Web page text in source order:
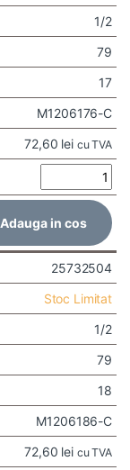
1/2
79
17
M1206176-C
72,60 lei cu TVA
Adauga in cos
25732504
Stoc Limitat
1/2
79
18
M1206186-C
72,60 lei cu TVA